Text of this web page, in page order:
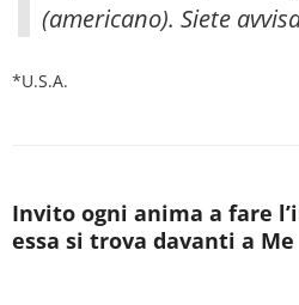
(americano). Siete
*U.S.A.
Invito ogni anima a fare
essa si trova davanti a Me